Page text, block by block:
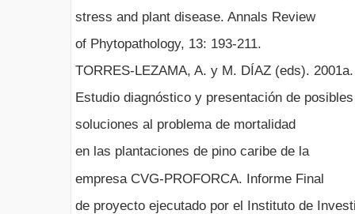
stress and plant disease. Annals Review
of Phytopathology, 13: 193-211.
TORRES-LEZAMA, A. y M. DÍAZ (eds). 2001a.
Estudio diagnóstico y presentación de posibles
soluciones al problema de mortalidad
en las plantaciones de pino caribe de la
empresa CVG-PROFORCA. Informe Final
de proyecto ejecutado por el Instituto de